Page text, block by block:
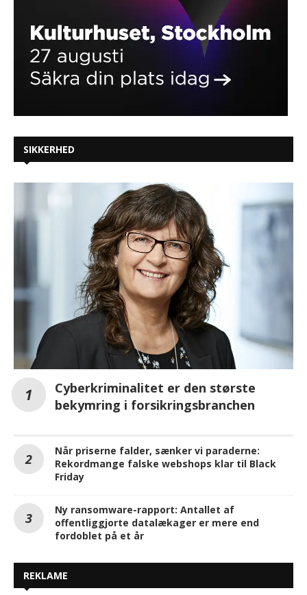
SIKKERHED
Cyberkriminalitet er den største
bekymring i forsikringsbranchen
Når priserne falder, sænker vi paraderne:
Rekordmange falske webshops klar til Black
Friday
Ny ransomware-rapport: Antallet af
offentliggjorte datalækager er mere end
fordoblet på et år
REKLAME